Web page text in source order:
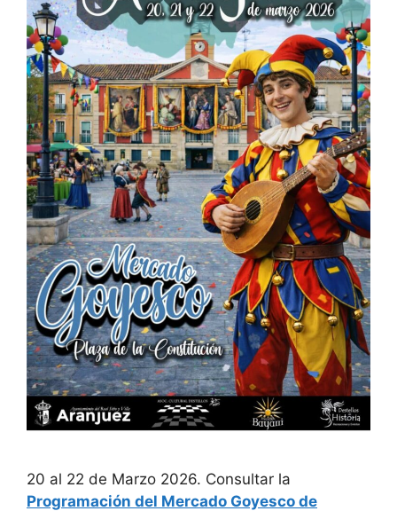
20 al 22 de Marzo 2026. Consultar la
Programación del Mercado Goyesco de